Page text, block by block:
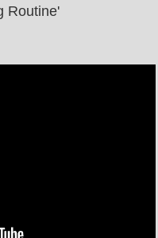
Routine'